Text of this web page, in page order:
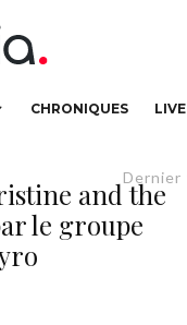
CHRONIQUES LIVE
Dernier
and the
le groupe